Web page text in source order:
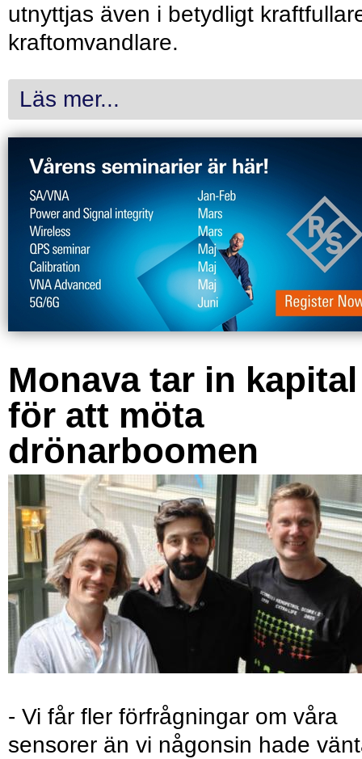
utnyttjas även i betydligt
kraftomvandlare.
Läs mer...
Monava tar in kapital
för att möta
drönarboomen
- Vi får fler förfrågningar om våra
sensorer än vi någonsin hade